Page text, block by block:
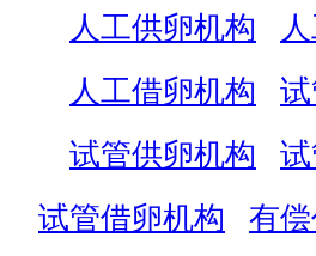
人工供卵机构
人工借卵机构
试管供卵机构
试管借卵机构
有